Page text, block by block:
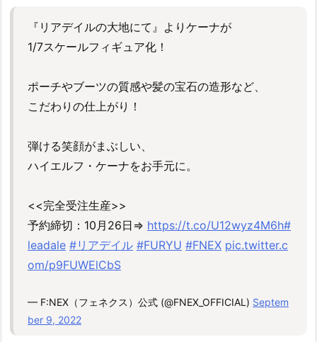
『リアデイルの大地にて』よりケーナが
1/7スケールフィギュア化！
ポーチやブーツの質感や髪の宝石の造形など、
こだわりの仕上がり！
弾ける笑顔がまぶしい、
ハイエルフ・ケーナをお手元に。
<<完全受注生産>>
予約締切：10月26日⇒ https://t.co/U12wyz4M6h#
leadale #リアデイル #FURYU #FNEX pic.twitter.c
om/p9FUWElCbS
— F:NEX（フェネクス）公式 (@FNEX_OFFICIAL) Septem
ber 9, 2022